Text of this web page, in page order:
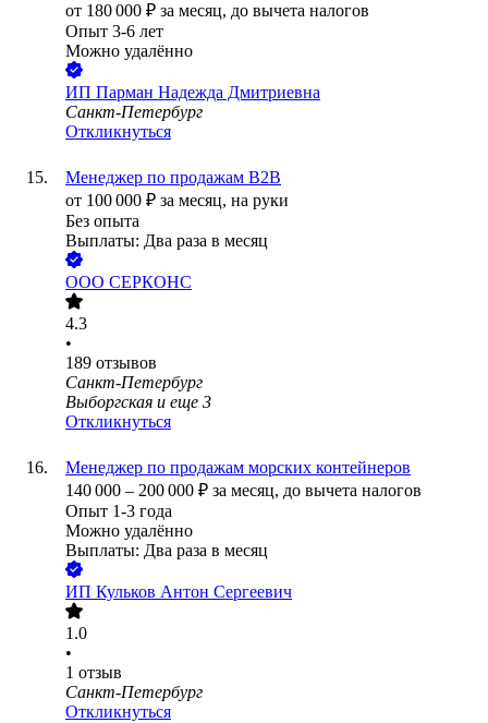
от 180 000 ₽ за месяц, до вычета налогов
Опыт 3-6 лет
Можно удалённо
ИП Парман Надежда Дмитриевна
Санкт-Петербург
Откликнуться
Менеджер по продажам В2В
от 100 000 ₽ за месяц, на руки
Без опыта
Выплаты: Два раза в месяц
ООО СЕРКОНС
4.3
•
189 отзывов
Санкт-Петербург
Выборгская и еще 3
Откликнуться
Менеджер по продажам морских контейнеров
140 000 – 200 000 ₽ за месяц, до вычета налогов
Опыт 1-3 года
Можно удалённо
Выплаты: Два раза в месяц
ИП Кульков Антон Сергеевич
1.0
•
1 отзыв
Санкт-Петербург
Откликнуться